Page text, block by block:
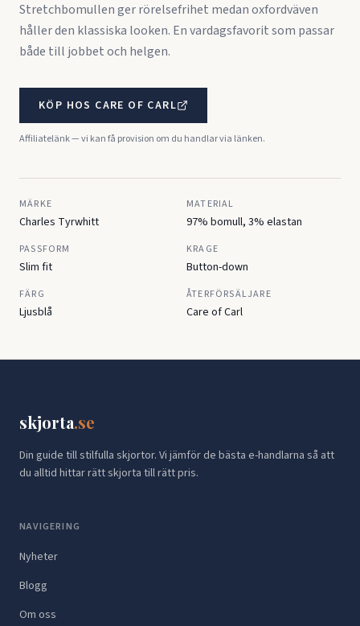
Stretchbomullen ger rörelsefrihet medan oxfordväven
håller den klassiska looken. En vardagsfavorit som passar
både till jobbet och helgen.
KÖP HOS CARE OF CARL
Affiliatelänk — vi kan få provision om du handlar via länken.
MÄRKE
Charles Tyrwhitt
MATERIAL
97% bomull, 3% elastan
PASSFORM
Slim fit
KRAGE
Button-down
FÄRG
Ljusblå
ÅTERFÖRSÄLJARE
Care of Carl
skjorta.se
Din guide till stilfulla skjortor. Vi jämför de bästa e-handlarna så att
du alltid hittar rätt skjorta till rätt pris.
NAVIGERING
Nyheter
Blogg
Om oss